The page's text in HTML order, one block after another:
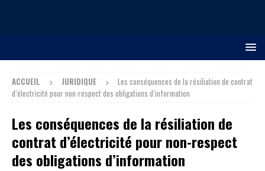
ACCUEIL JURIDIQUE
Les conséquences de la résiliation de contrat
d’électricité pour non-respect des obligations d’information
Les conséquences de la résiliation de
contrat d’électricité pour non-respect
des obligations d’information